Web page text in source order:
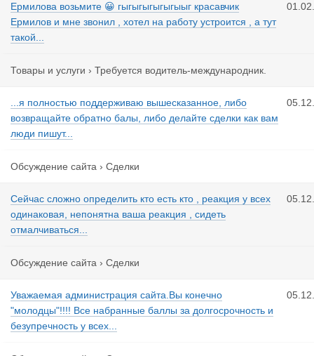
Ермилова возьмите 😀 гыгыгыгыгыгыыг красавчик
Ермилов и мне звонил , хотел на работу устроится , а тут
такой...
Товары и услуги › Требуется водитель-международник.
...я полностью поддерживаю вышесказанное, либо
возвращайте обратно балы, либо делайте сделки как вам
люди пишут...
Обсуждение сайта › Сделки
Сейчас сложно определить кто есть кто , реакция у всех
одинаковая, непонятна ваша реакция , сидеть
отмалчиваться...
Обсуждение сайта › Сделки
Уважаемая администрация сайта.Вы конечно
"молодцы"!!!! Все набранные баллы за долгосрочность и
безупречность у всех...